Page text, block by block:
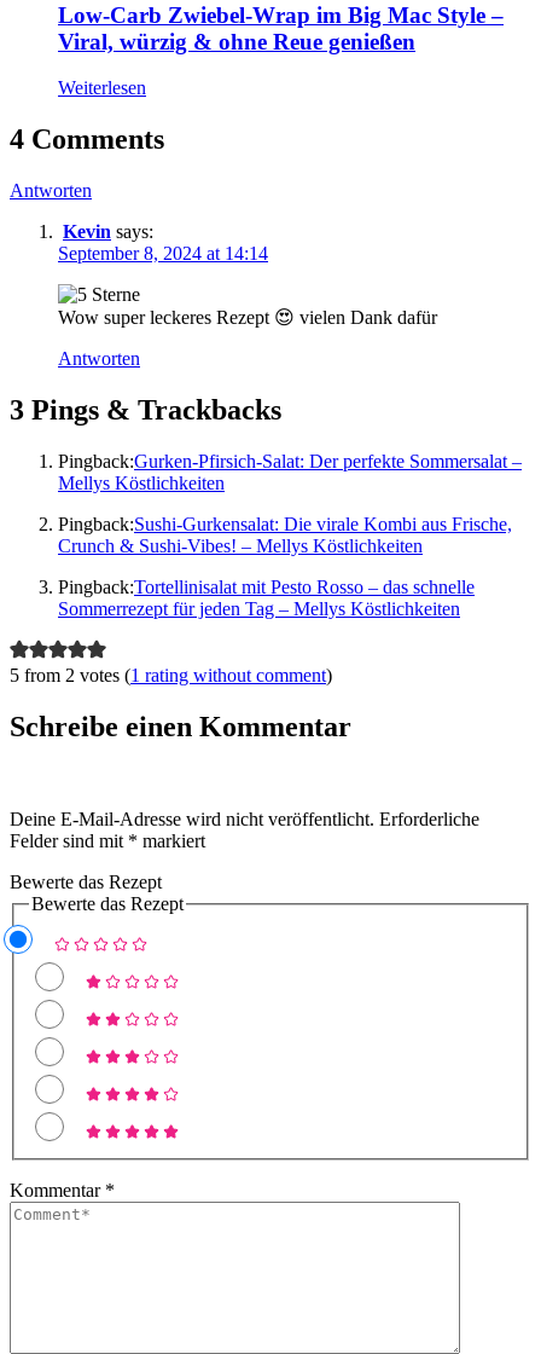
Low-Carb Zwiebel-Wrap im Big Mac Style –
Viral, würzig & ohne Reue genießen
Weiterlesen
4 Comments
Antworten
Kevin says:
September 8, 2024 at 14:14
Wow super leckeres Rezept 😍 vielen Dank dafür
Antworten
3 Pings & Trackbacks
Pingback:Gurken-Pfirsich-Salat: Der perfekte Sommersalat –
Mellys Köstlichkeiten
Pingback:Sushi-Gurkensalat: Die virale Kombi aus Frische,
Crunch & Sushi-Vibes! – Mellys Köstlichkeiten
Pingback:Tortellinisalat mit Pesto Rosso – das schnelle
Sommerrezept für jeden Tag – Mellys Köstlichkeiten
5 from 2 votes (1 rating without comment)
Schreibe einen Kommentar
Deine E-Mail-Adresse wird nicht veröffentlicht. Erforderliche
Felder sind mit * markiert
Bewerte das Rezept
Bewerte das Rezept
Kommentar *